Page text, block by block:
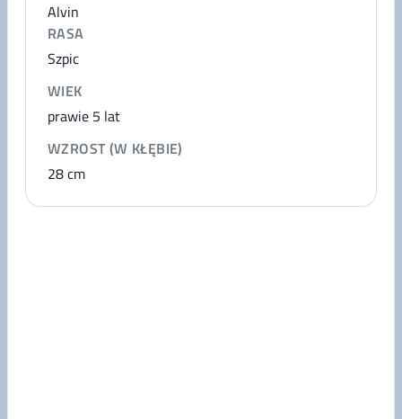
Alvin
RASA
Szpic
WIEK
prawie 5 lat
WZROST (W KŁĘBIE)
28cm